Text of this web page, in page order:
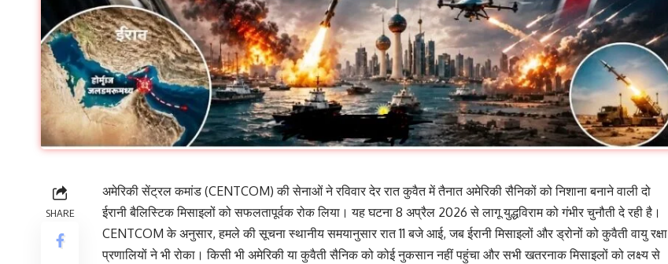
SHARE
अमेरिकी सेंट्रल कमांड (CENTCOM) की सेनाओं ने रविवार देर रात कुवैत में तैनात अमेरिकी सैनिकों को निशाना बनाने वाली दो
ईरानी बैलिस्टिक मिसाइलों को सफलतापूर्वक रोक लिया। यह घटना 8 अप्रैल 2026 से लागू युद्धविराम को गंभीर चुनौती दे रही है।
CENTCOM के अनुसार, हमले की सूचना स्थानीय समयानुसार रात 11 बजे आई, जब ईरानी मिसाइलों और ड्रोनों को कुवैती वायु रक्षा
प्रणालियों ने भी रोका। किसी भी अमेरिकी या कुवैती सैनिक को कोई नुकसान नहीं पहुंचा और सभी खतरनाक मिसाइलों को लक्ष्य से